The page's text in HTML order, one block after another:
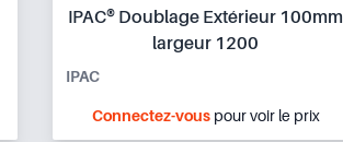
IPAC® Doublage Extérieur 100mm
largeur 1200
IPAC
Connectez-vouspour voir le prix